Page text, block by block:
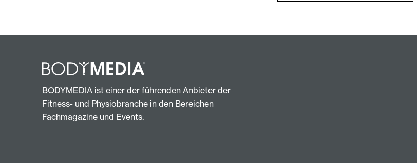
BODYMEDIA ist einer der führenden Anbieter der
Fitness- und Physiobranche in den Bereichen
Fachmagazine und Events.